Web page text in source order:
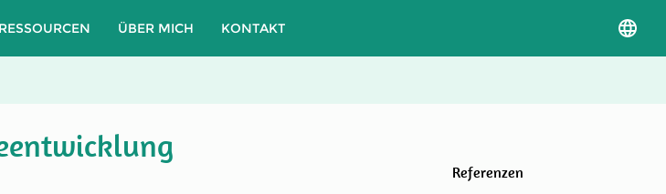
RESSOURCEN ÜBER MICH KONTAKT
Referenzen